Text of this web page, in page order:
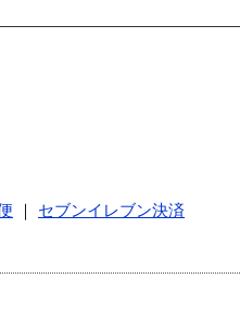
セブンイレブン決済